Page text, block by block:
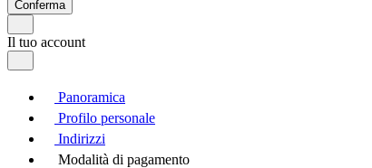
Conferma
Il tuo account
Panoramica
Profilo personale
Indirizzi
Modalità di pagamento